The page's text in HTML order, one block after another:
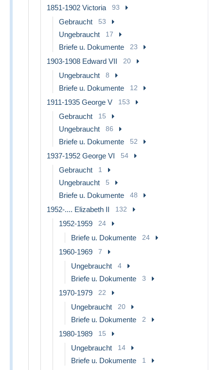
1851-1902 Victoria 93
Gebraucht 53
Ungebraucht 17
Briefe u. Dokumente 23
1903-1908 Edward VII 20
Ungebraucht 8
Briefe u. Dokumente 12
1911-1935 George V 153
Gebraucht 15
Ungebraucht 86
Briefe u. Dokumente 52
1937-1952 George VI 54
Gebraucht 1
Ungebraucht 5
Briefe u. Dokumente 48
1952-.... Elizabeth II 132
1952-1959 24
Briefe u. Dokumente 24
1960-1969 7
Ungebraucht 4
Briefe u. Dokumente 3
1970-1979 22
Ungebraucht 20
Briefe u. Dokumente 2
1980-1989 15
Ungebraucht 14
Briefe u. Dokumente 1